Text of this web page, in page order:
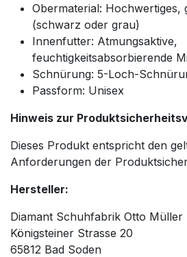
Obermaterial: Hochwertiges,
(schwarz oder grau)
Innenfutter: Atmungsaktive,
feuchtigkeitsabsorbierende
Schnürung: 5-Loch-
Passform: Unisex
Hinweis zur
Dieses Produkt entspricht den
Anforderungen der
Hersteller:
Diamant Schuhfabrik Otto Müller
Königsteiner Strasse 20
65812 Bad Soden